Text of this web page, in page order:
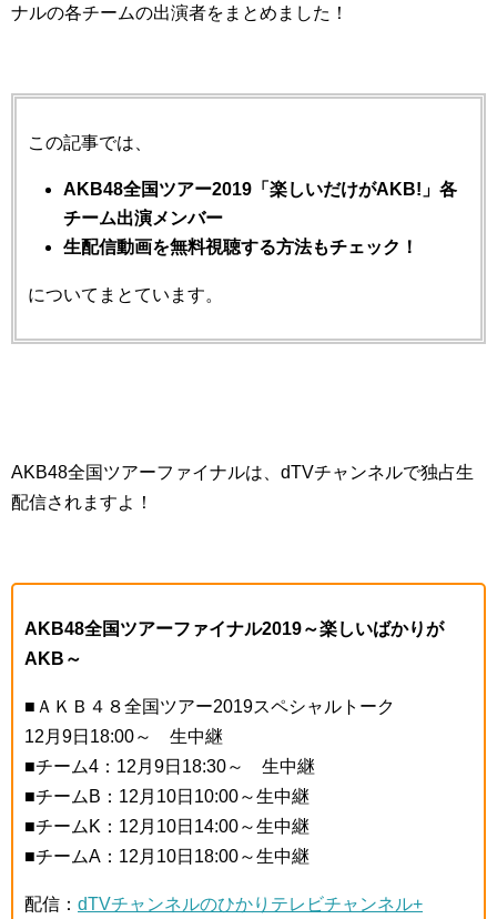
ナルの各チームの出演者をまとめました！
この記事では、
AKB48全国ツアー2019「楽しいだけがAKB!」各
チーム出演メンバー
生配信動画を無料視聴する方法もチェック！
についてまとています。
AKB48全国ツアーファイナルは、dTVチャンネルで独占生
配信されますよ！
AKB48全国ツアーファイナル2019～楽しいばかりが
AKB～
■ＡＫＢ４８全国ツアー2019スペシャルトーク
12月9日18:00～ 生中継
■チーム4：12月9日18:30～ 生中継
■チームB：12月10日10:00～生中継
■チームK：12月10日14:00～生中継
■チームA：12月10日18:00～生中継
配信： dTVチャンネルのひかりテレビチャンネル+